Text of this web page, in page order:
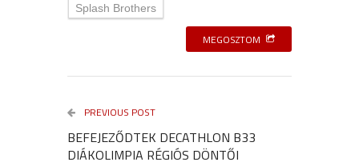
Splash Brothers
MEGOSZTOM
PREVIOUS POST
BEFEJEZŐDTEK DECATHLON B33
DIÁKOLIMPIA RÉGIÓS DÖNTŐI